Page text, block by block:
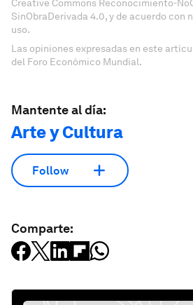
Creative Commons Reconocimiento-
SinObraDerivada 4.0, y de acuerdo con
uso.
Las opiniones expresadas en este
del Foro Económico Mundial.
Mantente al día:
Arte y Cultura
Follow
Comparte: